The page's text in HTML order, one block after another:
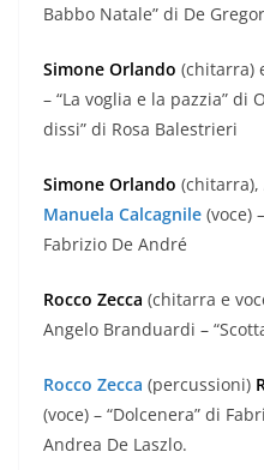
Babbo Natale” di De
Simone Orlando (chitarra)
– “La voglia e la pazzia” di
dissi” di Rosa Balestrieri
Simone Orlando (chitarra),
Manuela Calcagnile (voce)
Fabrizio De André
Rocco Zecca (chitarra e
Angelo Branduardi –
Rocco Zecca (percussioni)
(voce) – “Dolcenera” di
Andrea De Laszlo.